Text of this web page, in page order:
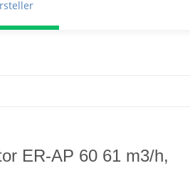
ER-AP 60 61 m3/h,